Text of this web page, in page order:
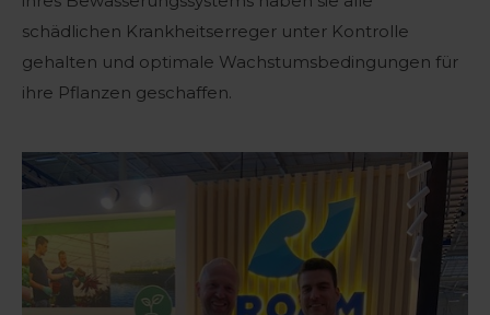
schädlichen Krankheitserreger unter Kontrolle
gehalten und optimale Wachstumsbedingungen für
ihre Pflanzen geschaffen.